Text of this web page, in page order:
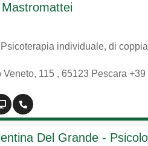
individuale, di
Veneto, 115 , 65123 Pescara +39
Del Grande -